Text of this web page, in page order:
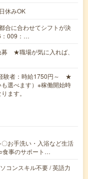
休みOK
に合わせてシフトが決
：009：…
★職場が気に入れば、
験者：時給1750円～ ★
選べます）※稼働開始時
ます。
お手洗い・入浴など生活
食事のサポート…
コンスキル不要 / 英語力